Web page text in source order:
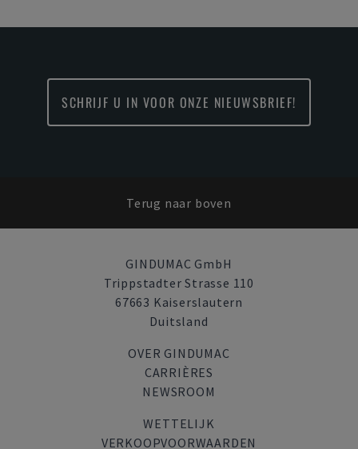
SCHRIJF U IN VOOR ONZE NIEUWSBRIEF!
Terug naar boven
GINDUMAC GmbH
Trippstadter Strasse 110
67663 Kaiserslautern
Duitsland
OVER GINDUMAC
CARRIÈRES
NEWSROOM
WETTELIJK
VERKOOPVOORWAARDEN